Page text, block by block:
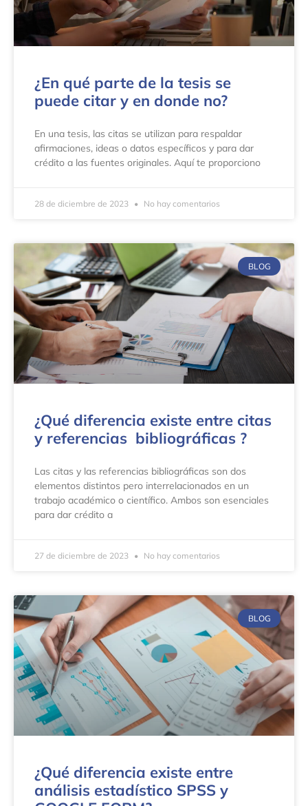
¿En qué parte de la tesis se
puede citar y en donde no?
En una tesis, las citas se utilizan para respaldar
afirmaciones, ideas o datos específicos y para dar
crédito a las fuentes originales. Aquí te proporciono
28 de diciembre de 2023 No hay comentarios
BLOG
¿Qué diferencia existe entre citas
y referencias bibliográficas ?
Las citas y las referencias bibliográficas son dos
elementos distintos pero interrelacionados en un
trabajo académico o científico. Ambos son esenciales
para dar crédito a
27 de diciembre de 2023 No hay comentarios
BLOG
¿Qué diferencia existe entre
análisis estadístico SPSS y